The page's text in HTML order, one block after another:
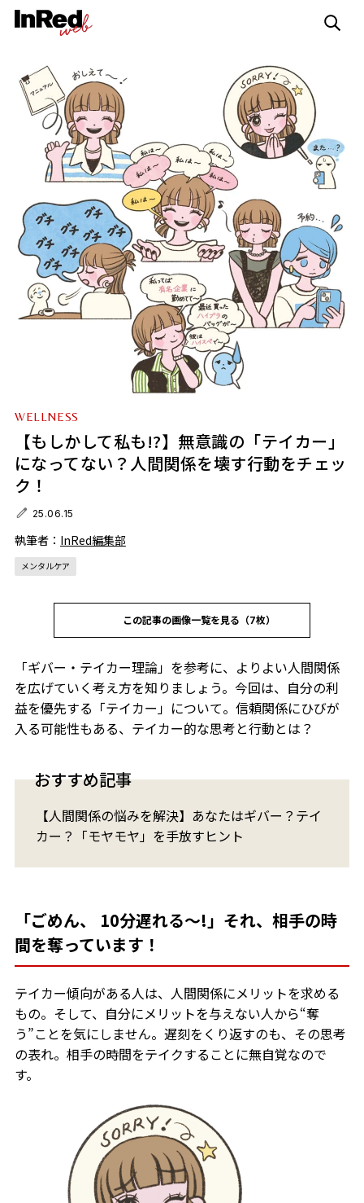
WELLNESS
【もしかして私も!?】無意識の「テイカー」
になってない？人間関係を壊す行動をチェッ
ク！
25.06.15
執筆者： InRed編集部
メンタルケア
この記事の画像一覧を見る（7枚）
「ギバー・テイカー理論」を参考に、よりよい人間関係
を広げていく考え方を知りましょう。今回は、自分の利
益を優先する「テイカー」について。信頼関係にひびが
入る可能性もある、テイカー的な思考と行動とは？
おすすめ記事
【人間関係の悩みを解決】あなたはギバー？テイ
カー？「モヤモヤ」を手放すヒント
「ごめん、 10分遅れる～!」それ、相手の時
間を奪っています！
テイカー傾向がある人は、人間関係にメリットを求める
もの。そして、自分にメリットを与えない人から“奪
う”ことを気にしません。遅刻をくり返すのも、その思考
の表れ。相手の時間をテイクすることに無自覚なので
す。